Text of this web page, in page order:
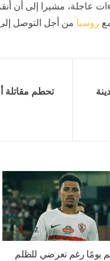
عاجلة، مشيرا إلى أن
روسيا من أجل التوصل
يومًا رغم تعرضي للظلم